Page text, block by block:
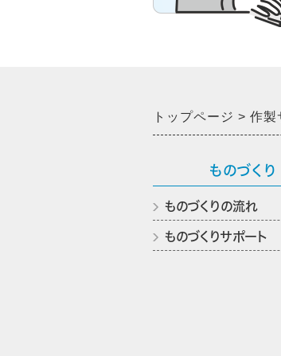
トップページ 作製
ものづくり
ものづくりの流れ
ものづくりサポート